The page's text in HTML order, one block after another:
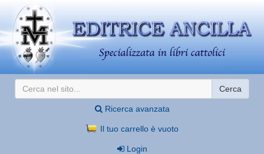
Cerca
Ricerca avanzata
Il tuo carrello è vuoto
Login